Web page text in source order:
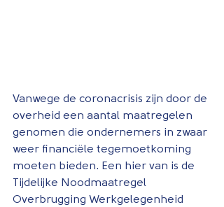
Vanwege de coronacrisis zijn door de
overheid een aantal maatregelen
genomen die ondernemers in zwaar
weer financiële tegemoetkoming
moeten bieden. Een hier van is de
Tijdelijke Noodmaatregel
Overbrugging Werkgelegenheid